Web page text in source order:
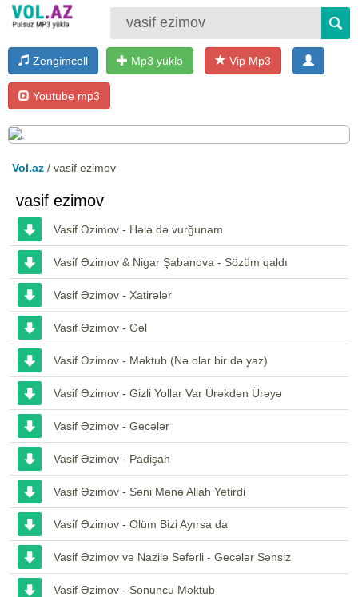
Zengimcell Mp3 yüklə Vip Mp3
Youtube mp3
Vol.az / vasif ezimov
vasif ezimov
Vasif Əzimov - Hələ də vurğunam
Vasif Əzimov & Nigar Şabanova - Sözüm qaldı
Vasif Əzimov - Xatirələr
Vasif Əzimov - Gəl
Vasif Əzimov - Məktub (Nə olar bir də yaz)
Vasif Əzimov - Gizli Yollar Var Ürəkdən Ürəyə
Vasif Əzimov - Gecələr
Vasif Əzimov - Padişah
Vasif Əzimov - Səni Mənə Allah Yetirdi
Vasif Əzimov - Ölüm Bizi Ayırsa da
Vasif Əzimov və Nazilə Səfərli - Gecələr Sənsiz
Vasif Əzimov - Sonuncu Məktub